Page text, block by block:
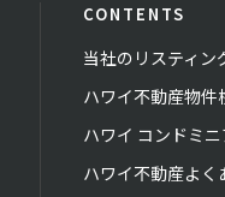
CONTENTS
当社のリスティン
ハワイ不動産物件
ハワイ コンドミ
ハワイ不動産よく